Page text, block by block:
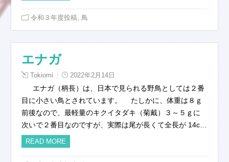
令和３年度投稿 鳥
エナガ
Tokiomi 2022年2月14日
エナガ（柄長）は、日本で見られる野鳥としては２番
目に小さい鳥とされています。 たしかに、体重は８ｇ
前後なので、最軽量のキクイタダキ（菊戴）３～５ｇに
次いで２番目なのですが、実際は尾が長くて全長が 14c…
READ MORE